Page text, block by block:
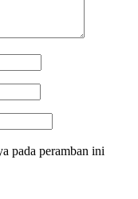
pada peramban ini